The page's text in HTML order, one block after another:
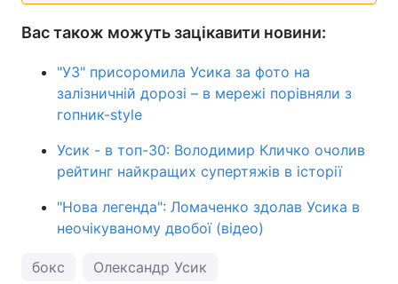
Вас також можуть зацікавити новини:
"УЗ" присоромила Усика за фото на
залізничній дорозі – в мережі порівняли з
гопник-style
Усик - в топ-30: Володимир Кличко очолив
рейтинг найкращих супертяжів в історії
"Нова легенда": Ломаченко здолав Усика в
неочікуваному двобої (відео)
бокс Олександр Усик